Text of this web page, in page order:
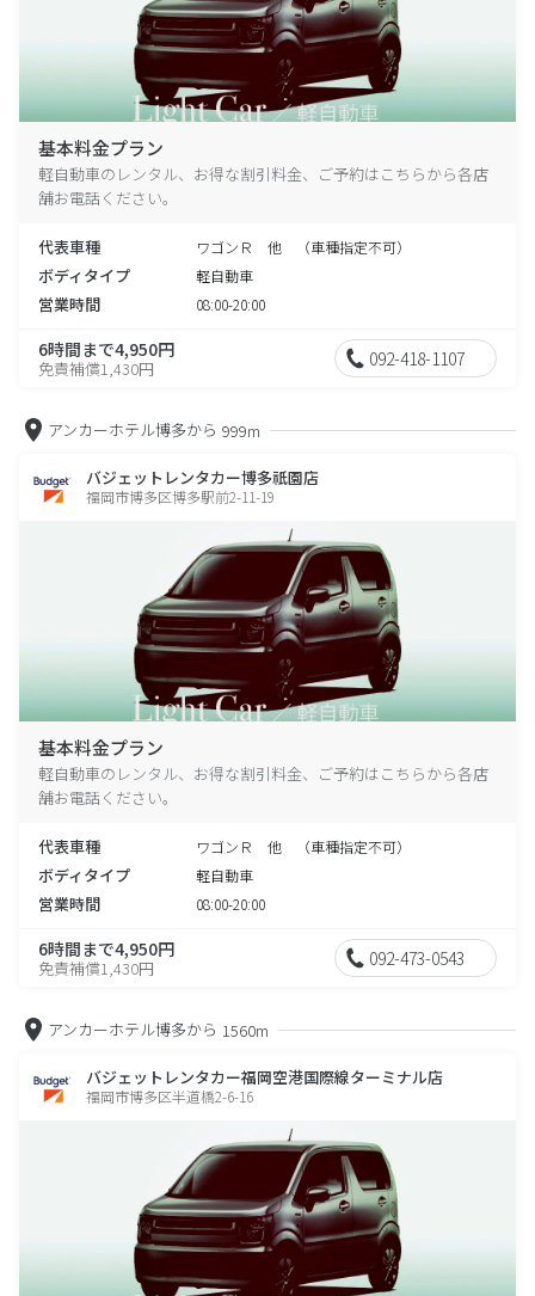
基本料金プラン
軽自動車のレンタル、お得な割引料金、ご予約はこちらから各店
舗お電話ください。
代表車種 ワゴンＲ 他 （車種指定不可）
ボディタイプ 軽自動車
営業時間 08:00-20:00
6時間まで4,950円
免責補償1,430円 092-418-1107
アンカーホテル博多から 999m
バジェットレンタカー博多祇園店
福岡市博多区博多駅前2-11-19
基本料金プラン
軽自動車のレンタル、お得な割引料金、ご予約はこちらから各店
舗お電話ください。
代表車種 ワゴンＲ 他 （車種指定不可）
ボディタイプ 軽自動車
営業時間 08:00-20:00
6時間まで4,950円
免責補償1,430円 092-473-0543
アンカーホテル博多から 1560m
バジェットレンタカー福岡空港国際線ターミナル店
福岡市博多区半道橋2-6-16